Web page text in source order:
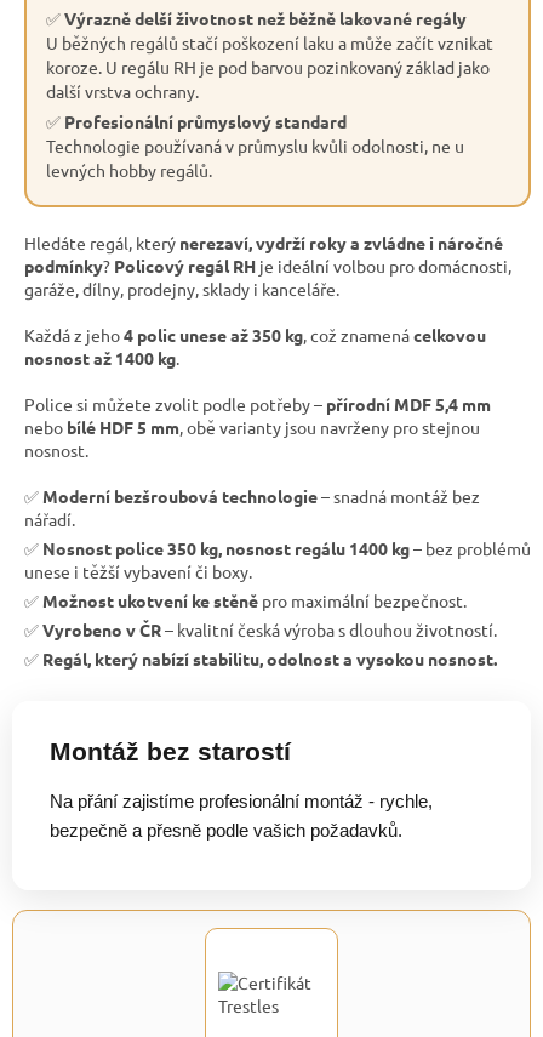
✅Výrazně delší životnost než běžně lakované regály
U běžných regálů stačí poškození laku a může začít vznikat
koroze. U regálu RH je pod barvou pozinkovaný základ jako
další vrstva ochrany.
✅ Profesionální průmyslový standard
Technologie používaná v průmyslu kvůli odolnosti, ne u
levných hobby regálů.
Hledáte regál, který nerezaví, vydrží roky a zvládne i náročné
podmínky? Policový regál RH je ideální volbou pro domácnosti,
garáže, dílny, prodejny, sklady i kanceláře.
Každá z jeho4 polic unese až 350 kg, což znamenácelkovou
nosnost až 1400 kg.
Police si můžete zvolit podle potřeby – přírodní MDF 5,4 mm
nebo bílé HDF 5 mm, obě varianty jsou navrženy pro stejnou
nosnost.
✅ Moderní bezšroubová technologie– snadná montáž bez
nářadí.
✅ Nosnost police 350 kg, nosnost regálu 1400 kg– bez problémů
unese i těžší vybavení či boxy.
✅ Možnost ukotvení ke stěně pro maximální bezpečnost.
✅Vyrobeno v ČR– kvalitní česká výroba s dlouhou životností.
✅ Regál, který nabízí stabilitu, odolnost a vysokou nosnost.
Montáž bez starostí
Na přání zajistíme profesionální montáž - rychle,
bezpečně a přesně podle vašich požadavků.